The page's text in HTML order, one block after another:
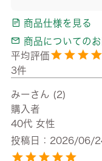
商品仕様を見る
商品についての
3
みー
2
購入者
40代 女性
投稿日
2026/06/